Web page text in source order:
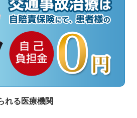
れる医療機関